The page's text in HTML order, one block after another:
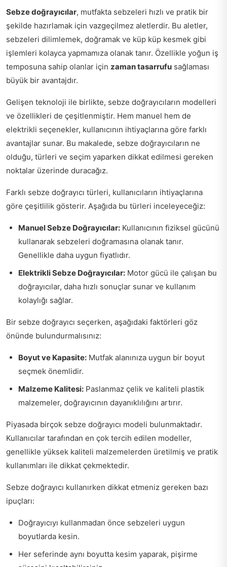
Sebze doğrayıcılar, mutfakta sebzeleri hızlı ve pratik bir
şekilde hazırlamak için vazgeçilmez aletlerdir. Bu aletler,
sebzeleri dilimlemek, doğramak ve küp küp kesmek gibi
işlemleri kolayca yapmamıza olanak tanır. Özellikle yoğun iş
temposuna sahip olanlar için zaman tasarrufu sağlaması
büyük bir avantajdır.
Gelişen teknoloji ile birlikte, sebze doğrayıcıların modelleri
ve özellikleri de çeşitlenmiştir. Hem manuel hem de
elektrikli seçenekler, kullanıcının ihtiyaçlarına göre farklı
avantajlar sunar. Bu makalede, sebze doğrayıcıların ne
olduğu, türleri ve seçim yaparken dikkat edilmesi gereken
noktalar üzerinde duracağız.
Farklı sebze doğrayıcı türleri, kullanıcıların ihtiyaçlarına
göre çeşitlilik gösterir. Aşağıda bu türleri inceleyeceğiz:
Manuel Sebze Doğrayıcılar: Kullanıcının fiziksel gücünü
kullanarak sebzeleri doğramasına olanak tanır.
Genellikle daha uygun fiyatlıdır.
Elektrikli Sebze Doğrayıcılar: Motor gücü ile çalışan bu
doğrayıcılar, daha hızlı sonuçlar sunar ve kullanım
kolaylığı sağlar.
Bir sebze doğrayıcı seçerken, aşağıdaki faktörleri göz
önünde bulundurmalısınız:
Boyut ve Kapasite: Mutfak alanınıza uygun bir boyut
seçmek önemlidir.
Malzeme Kalitesi: Paslanmaz çelik ve kaliteli plastik
malzemeler, doğrayıcının dayanıklılığını artırır.
Piyasada birçok sebze doğrayıcı modeli bulunmaktadır.
Kullanıcılar tarafından en çok tercih edilen modeller,
genellikle yüksek kaliteli malzemelerden üretilmiş ve pratik
kullanımları ile dikkat çekmektedir.
Sebze doğrayıcı kullanırken dikkat etmeniz gereken bazı
ipuçları:
Doğrayıcıyı kullanmadan önce sebzeleri uygun
boyutlarda kesin.
Her seferinde aynı boyutta kesim yaparak, pişirme